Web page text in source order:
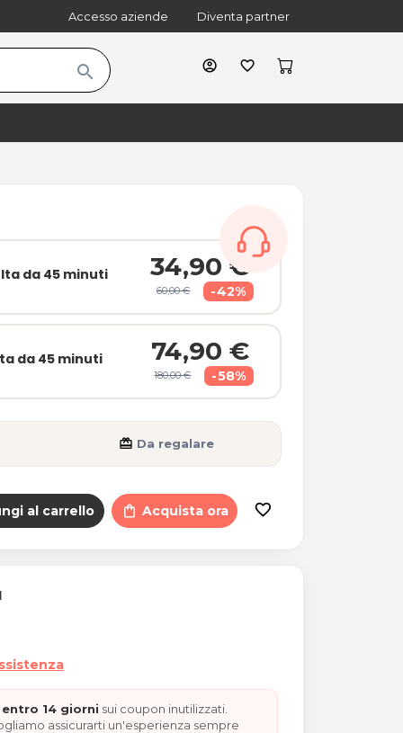
Accesso aziende Diventa partner
search account_circle favorite_border
da 45 minuti 34,90 €
60,00 € -42%
da 45 minuti 74,90 €
180,00 € -58%
card_giftcard Da regalare
al carrello shopping_bag Acquista ora favorite_border
14 giorni sui coupon inutilizzati.
assicurarti un'esperienza sempre